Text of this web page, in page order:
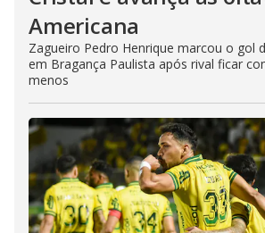
Americana
Zagueiro Pedro Henrique marcou o gol
em Bragança Paulista após rival ficar
menos